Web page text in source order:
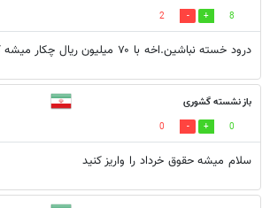
8
2
درود خسته نباشین.اخه با ۷۰ میلیون ریال چکار میشه کرد
باز نشسته گشوری
0
0
سلام میشه حقوق خرداد را واریز کنید